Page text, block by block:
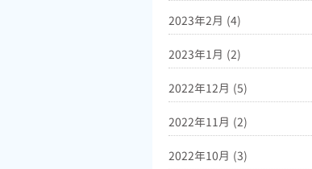
2023年2月 (4)
2023年1月 (2)
2022年12月 (5)
2022年11月 (2)
2022年10月 (3)